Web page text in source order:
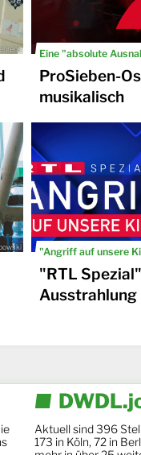
Eine "absolute
ProSieben-
musikalisch
"Angriff auf unsere
"RTL
Ausstrahlung
Aktuell sind 396
173 in Köln, 72 in